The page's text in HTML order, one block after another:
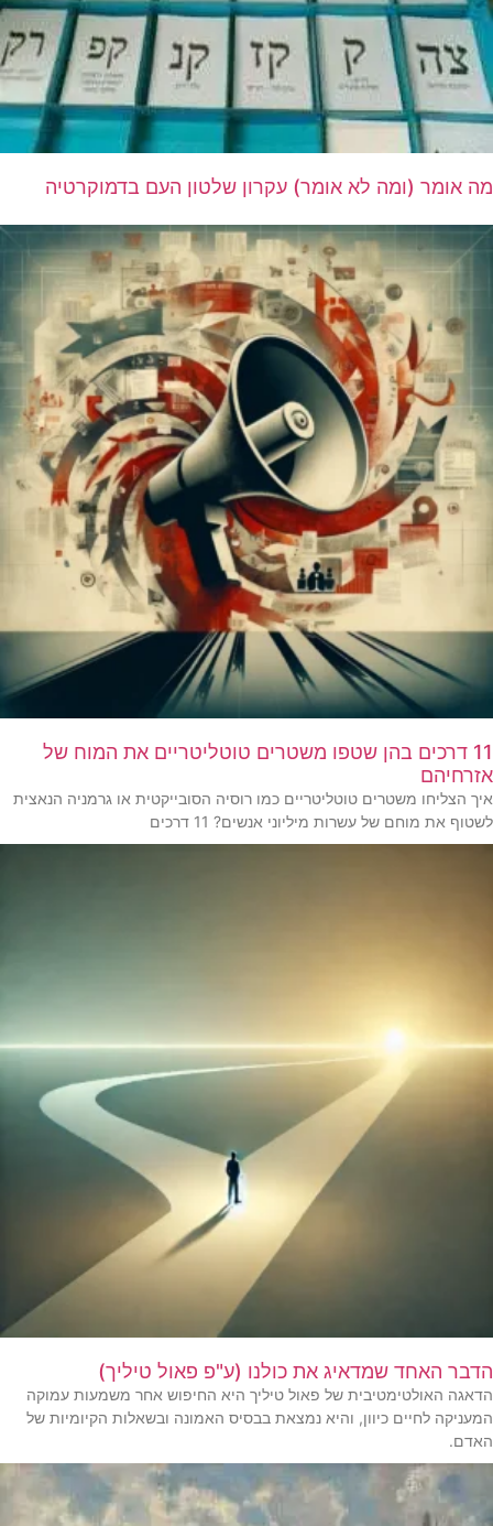
מה אומר (ומה לא אומר) עקרון שלטון העם בדמוקרטיה
11 דרכים בהן שטפו משטרים טוטליטריים את המוח של
אזרחיהם
איך הצליחו משטרים טוטליטריים כמו רוסיה הסובייקטית או גרמניה הנאצית
לשטוף את מוחם של עשרות מיליוני אנשים? 11 דרכים
הדבר האחד שמדאיג את כולנו (ע"פ פאול טיליך)
הדאגה האולטימטיבית של פאול טיליך היא החיפוש אחר משמעות עמוקה
המעניקה לחיים כיוון, והיא נמצאת בבסיס האמונה ובשאלות הקיומיות של
האדם.